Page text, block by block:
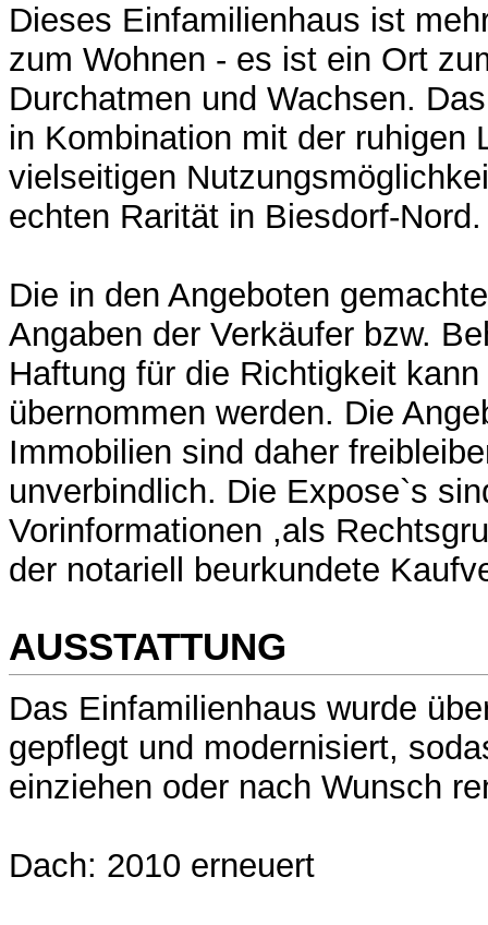
Dieses Einfamilienhaus ist
zum Wohnen - es ist ein Ort
Durchatmen und Wachsen.
in Kombination mit der ruhigen
vielseitigen
echten Rarität in Biesdorf-Nord.
Die in den Angeboten
Angaben der Verkäufer bzw.
Haftung für die Richtigkeit
übernommen werden. Die
Immobilien sind daher
unverbindlich. Die Expose`s
Vorinformationen ,als
der notariell beurkundete
AUSSTATTUNG
Das Einfamilienhaus wurde
gepflegt und modernisiert,
einziehen oder nach Wunsch
Dach: 2010 erneuert